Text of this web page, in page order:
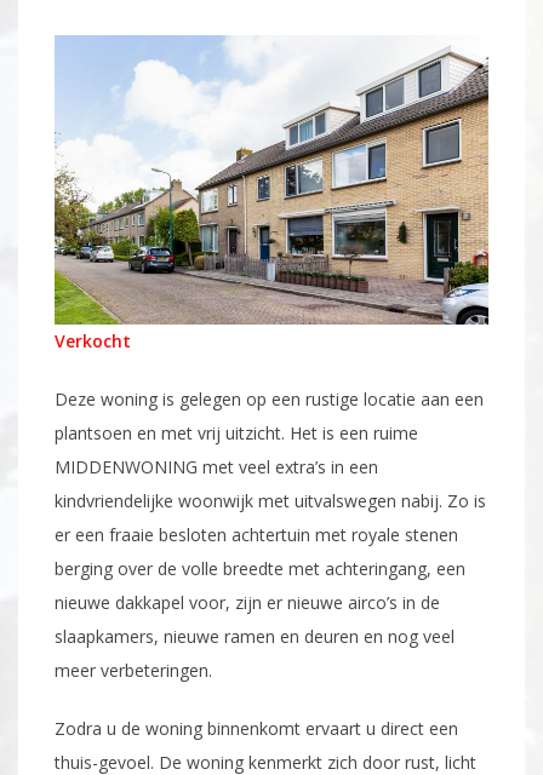
Verkocht
Deze woning is gelegen op een rustige locatie aan een
plantsoen en met vrij uitzicht. Het is een ruime
MIDDENWONING met veel extra’s in een
kindvriendelijke woonwijk met uitvalswegen nabij. Zo is
er een fraaie besloten achtertuin met royale stenen
berging over de volle breedte met achteringang, een
nieuwe dakkapel voor, zijn er nieuwe airco’s in de
slaapkamers, nieuwe ramen en deuren en nog veel
meer verbeteringen.
Zodra u de woning binnenkomt ervaart u direct een
thuis-gevoel. De woning kenmerkt zich door rust, licht